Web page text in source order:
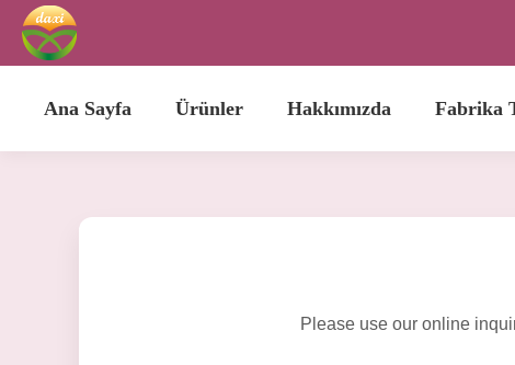
Ana Sayfa Ürünler Hakkımızda Fabrika
Please use our online